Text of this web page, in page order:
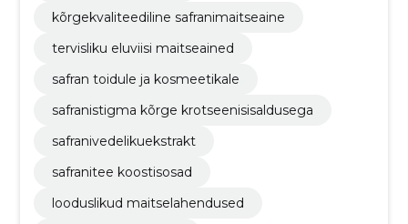
kõrgekvaliteediline safranimaitseaine
tervisliku eluviisi maitseained
safran toidule ja kosmeetikale
safranistigma kõrge krotseenisisaldusega
safranivedelikuekstrakt
safranitee koostisosad
looduslikud maitselahendused